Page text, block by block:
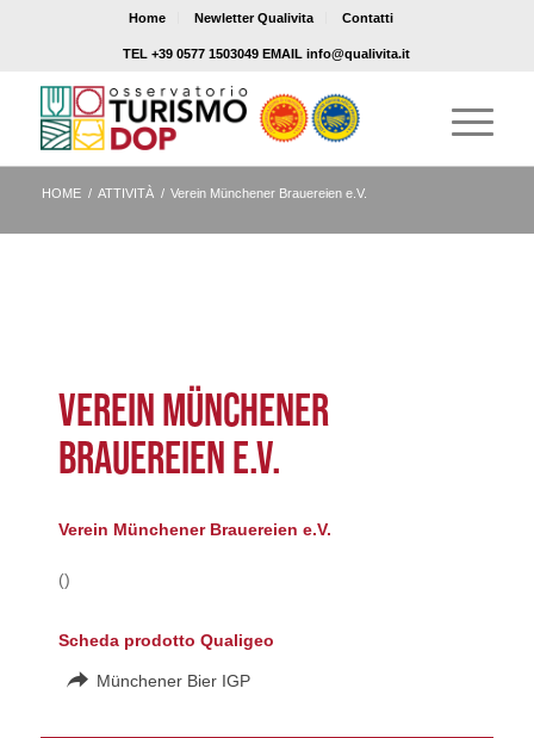
Home Newletter Qualivita Contatti
TEL +39 0577 1503049 EMAIL info@qualivita.it
HOME / ATTIVITÀ / Verein Münchener Brauereien e.V.
VEREIN MÜNCHENER
BRAUEREIEN E.V.
Verein Münchener Brauereien e.V.
()
Scheda prodotto Qualigeo
Münchener Bier IGP